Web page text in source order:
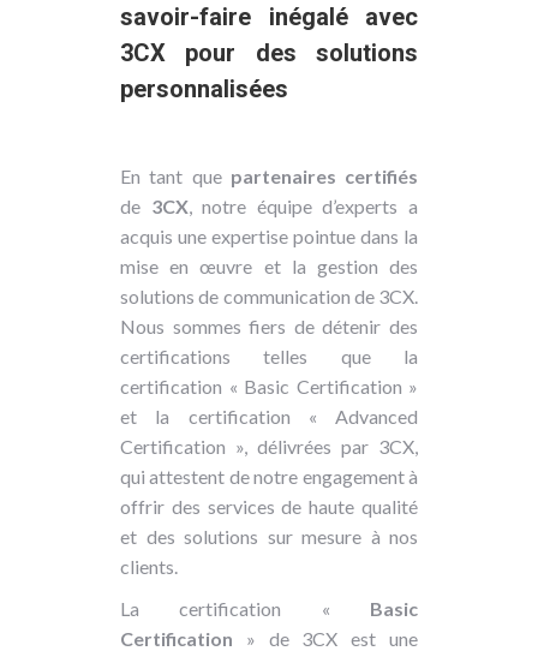
savoir-faire inégalé avec
3CX pour des solutions
personnalisées
En tant que partenaires certifiés
de 3CX, notre équipe d’experts a
acquis une expertise pointue dans la
mise en œuvre et la gestion des
solutions de communication de 3CX.
Nous sommes fiers de détenir des
certifications telles que la
certification « Basic Certification »
et la certification « Advanced
Certification », délivrées par 3CX,
qui attestent de notre engagement à
offrir des services de haute qualité
et des solutions sur mesure à nos
clients.
La certification « Basic
Certification » de 3CX est une